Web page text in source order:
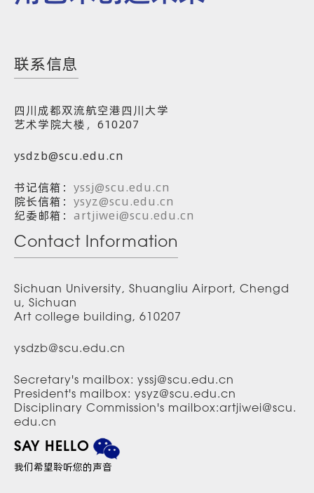
联系信息
四川成都双流航空港四川大学
艺术学院大楼，610207
ysdzb@scu.edu.cn
书记信箱： yssj@scu.edu.cn
院长信箱： ysyz@scu.edu.cn
纪委邮箱： artjiwei@scu.edu.cn
Contact Information
Sichuan University, Shuangliu Airport, Chengd
u, Sichuan
Art college building, 610207
ysdzb@scu.edu.cn
Secretary's mailbox: yssj@scu.edu.cn
President's mailbox: ysyz@scu.edu.cn
Disciplinary Commission's mailbox:artjiwei@scu.
edu.cn
SAY HELLO
我们希望聆听您的声音